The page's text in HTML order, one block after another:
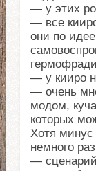
— у этих
— все
они по
— у кииро
— очень
модом,
которых
Хотя минус
немного
— сценарий